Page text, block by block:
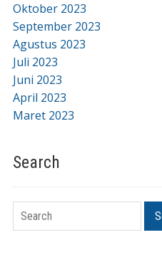
Oktober 2023
September 2023
Agustus 2023
Juli 2023
Juni 2023
April 2023
Maret 2023
Search
Search